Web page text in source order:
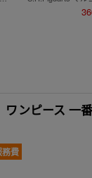
ワンピース 一
費